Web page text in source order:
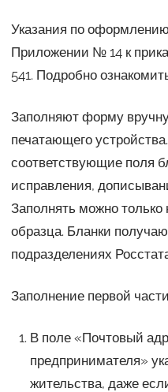
Указания по
Приложении № 14 к
541. Подробно
Заполняют форму
печатающего
соответствующие поля
исправления,
Заполнять можно только
образца. Бланки
подразделениях
Заполнение первой
В поле «Почтовый
предпринимателя»
жительства, даже